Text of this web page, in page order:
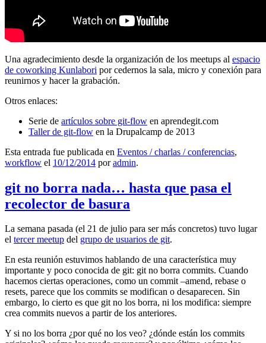
Una agradecimiento desde la organización de los meetups al espacio
de coworking Kunlabori por cedernos la sala, micro y conexión para
reunirnos y hacer la grabación.
Otros enlaces:
Serie de artículos sobre git-flow en aprendegit.com
Taller de git-flow en la Drupalcamp de 2013
Esta entrada fue publicada en Eventos / charlas / conferencias,
workflow el 10/12/2014 poradmin.
git no borra nada… hasta que pasa el
recolector de basura
La semana pasada (el 21 de julio para ser más concretos) tuvo lugar
el tercer meetup del grupo de usuarios de git.
En esta reunión estuvimos hablando de una característica muy
importante y poco conocida de git: git no borra commits. Cuando
hacemos ciertas operaciones, como un commit –amend, rebase o
resets, parece que los commits se modifican o desaparecen. Sin
embargo, lo cierto es que git no los borra, ni los modifica: siempre
crea commits nuevos a partir de los anteriores.
Y si no los borra ¿por qué no los veo? ¿dónde están los commits